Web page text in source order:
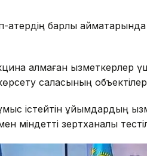
қатердің барлық
алмаған қызметкерлер
саласының
істейтін ұйымдардың
міндетті зертханалық